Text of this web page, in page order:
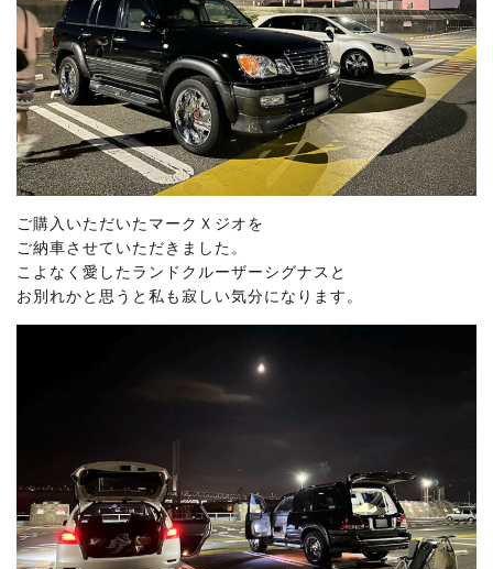
ご購入いただいたマークＸジオを
ご納車させていただきました。
こよなく愛したランドクルーザーシグナスと
お別れかと思うと私も寂しい気分になります。